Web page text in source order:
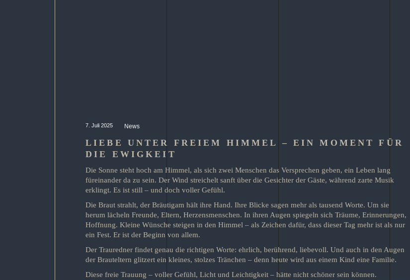
7. Juli 2025 News
LIEBE UNTER FREIEM HIMMEL – EIN MOMENT FÜR
DIE EWIGKEIT
Die Sonne steht hoch am Himmel, als sich zwei Menschen das Versprechen geben, ein Leben lang
füreinander da zu sein. Der Wind streichelt sanft über die Gesichter der Gäste, während zarte Musik
erklingt. Es ist still – und doch voller Gefühl.
Die Braut strahlt, der Bräutigam hält ihre Hand. Ihre Blicke sagen mehr als tausend Worte. Um sie
herum lächeln Freunde, Eltern, Herzensmenschen. In ihren Augen spiegeln sich Träume, Erinnerungen,
Hoffnung. Kleine Wünsche steigen in den Himmel – als Zeichen dafür, dass dieser Tag mehr ist als nur
ein Fest. Er ist der Beginn von allem.
Der Trauredner findet genau die richtigen Worte: ehrlich, berührend, liebevoll. Und auch in den Augen
der Brauteltern glitzert ein kleines, stolzes Tränchen – denn heute wird aus einem Kind eine Familie.
Diese freie Trauung – voller Gefühl, Licht und Leichtigkeit – hätte nicht schöner sein können.